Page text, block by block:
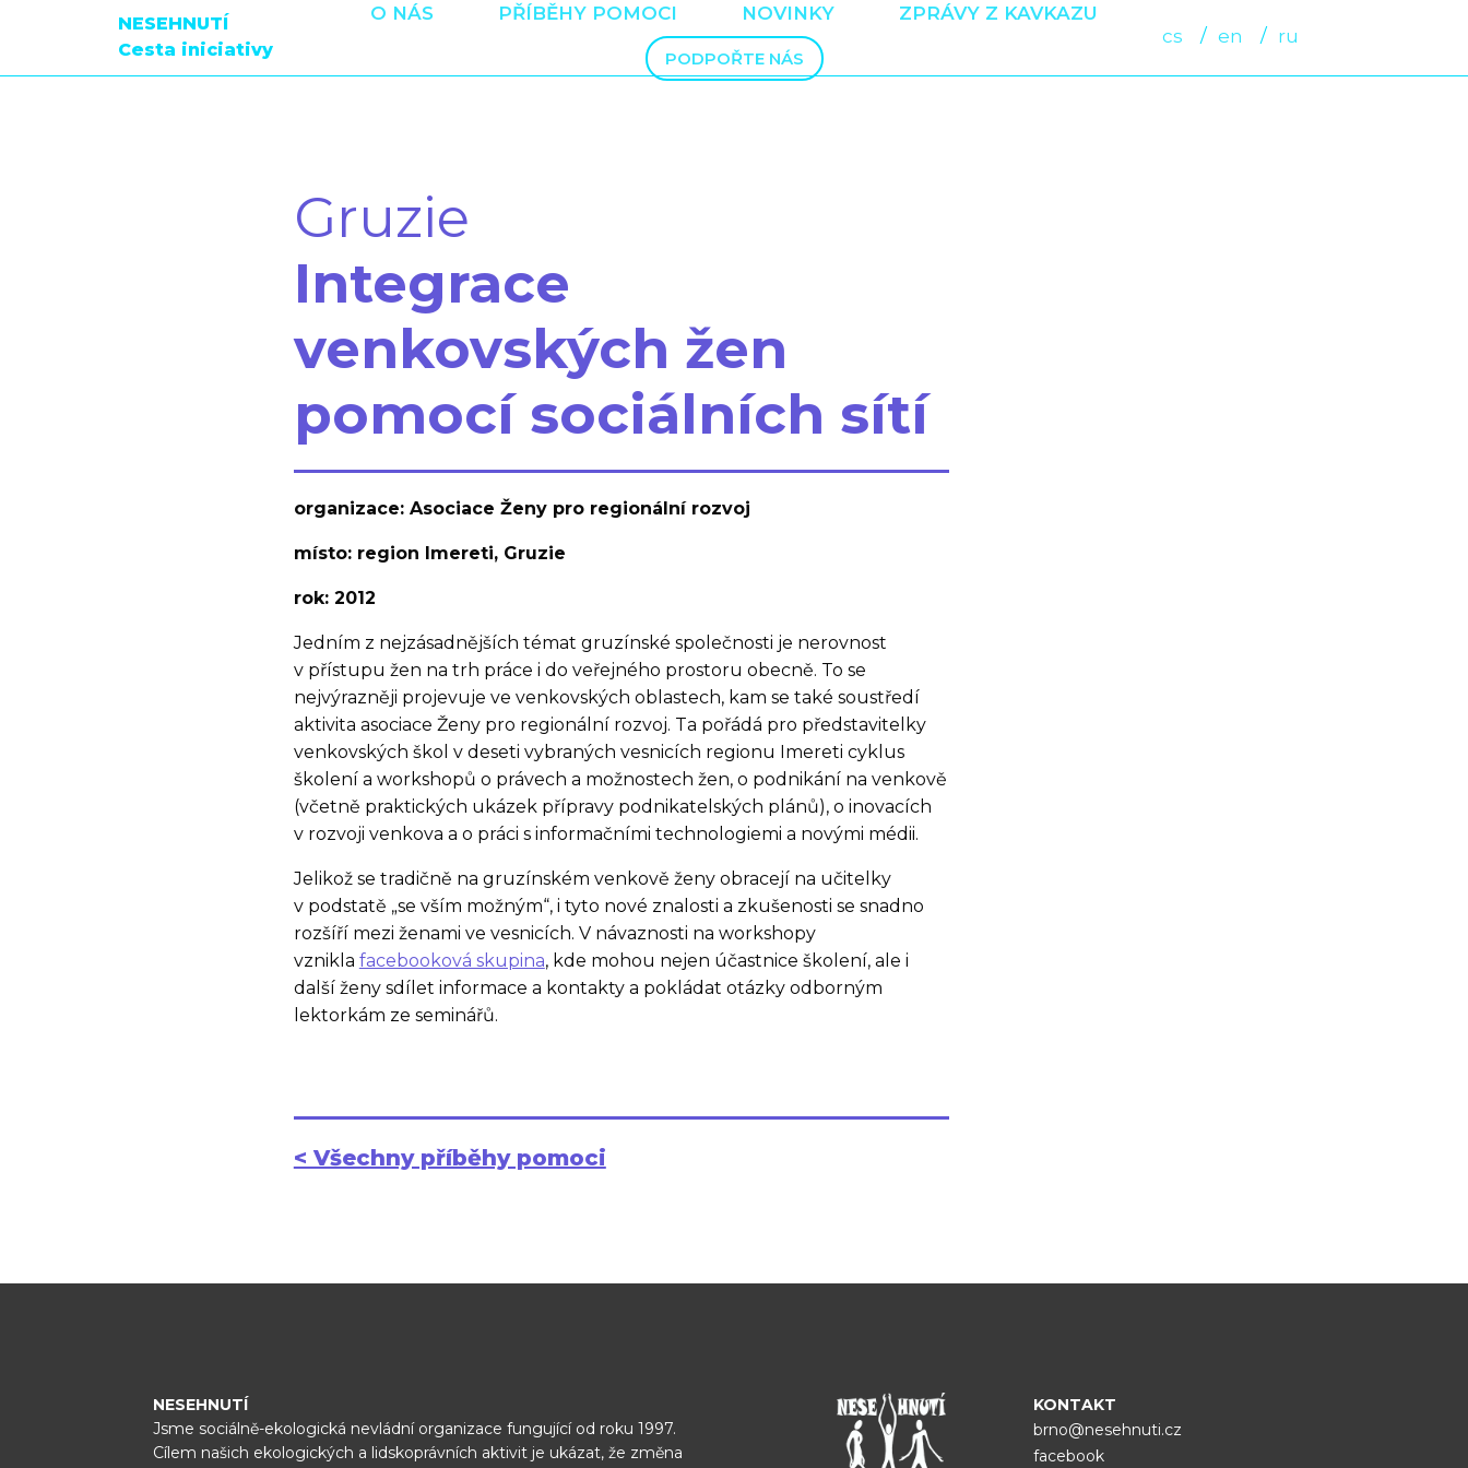
NESEHNUTÍ
Cesta iniciativy
O NÁS PŘÍBĚHY POMOCI NOVINKY ZPRÁVY Z KAVKAZU
PODPOŘTE NÁS
cs en ru
Gruzie
Integrace
venkovských žen
pomocí sociálních sítí
organizace: Asociace Ženy pro regionální rozvoj
místo: region Imereti, Gruzie
rok: 2012
Jedním z nejzásadnějších témat gruzínské společnosti je nerovnost
v přístupu žen na trh práce i do veřejného prostoru obecně. To se
nejvýrazněji projevuje ve venkovských oblastech, kam se také soustředí
aktivita asociace Ženy pro regionální rozvoj. Ta pořádá pro představitelky
venkovských škol v deseti vybraných vesnicích regionu Imereti cyklus
školení a workshopů o právech a možnostech žen, o podnikání na venkově
(včetně praktických ukázek přípravy podnikatelských plánů), o inovacích
v rozvoji venkova a o práci s informačními technologiemi a novými médii.
Jelikož se tradičně na gruzínském venkově ženy obracejí na učitelky
v podstatě „se vším možným“, i tyto nové znalosti a zkušenosti se snadno
rozšíří mezi ženami ve vesnicích. V návaznosti na workshopy
vznikla facebooková skupina, kde mohou nejen účastnice školení, ale i
další ženy sdílet informace a kontakty a pokládat otázky odborným
lektorkám ze seminářů.
< Všechny příběhy pomoci
NESEHNUTÍ
Jsme sociálně-ekologická nevládní organizace fungující od roku 1997.
Cílem našich ekologických a lidskoprávních aktivit je ukázat, že změna
KONTAKT
brno@nesehnuti.cz
facebook